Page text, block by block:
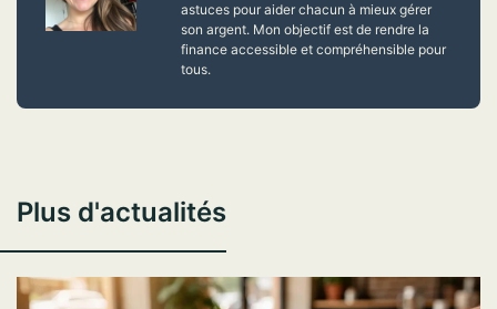
astuces pour aider chacun à mieux gérer
son argent. Mon objectif est de rendre la
finance accessible et compréhensible pour
tous.
Plus d'actualités